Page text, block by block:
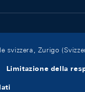
svizzera, Zurigo
Limitazione della